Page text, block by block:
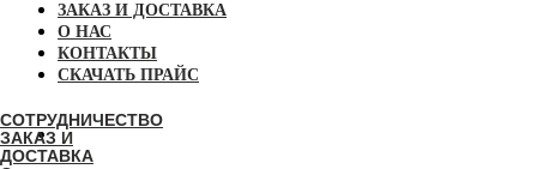
СОТРУДНИЧЕСТВО
ЗАКАЗ И
ДОСТАВКА
ЗАКАЗ И ДОСТАВКА
О НАС
КОНТАКТЫ
СКАЧАТЬ ПРАЙС